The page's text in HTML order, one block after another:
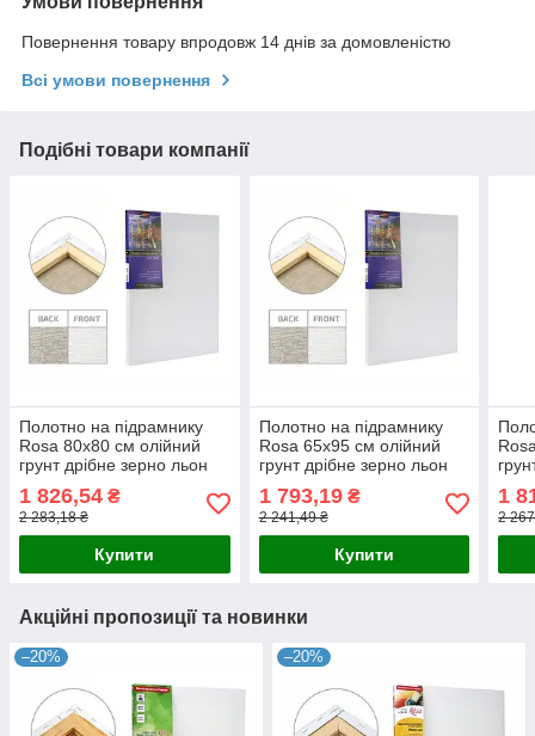
Повернення товару впродовж 14 днів за домовленістю
Всі умови повернення
Подібні товари компанії
Полотно на підрамнику
Rosa 80x80 см олійний
грунт дрібне зерно льон
(4820149862453)
1 826,54 ₴
2 283,18 ₴
Купити
Полотно на підрамнику
Rosa 65x95 см олійний
грунт дрібне зерно льон
(4820149862170)
1 793,19₴
2 241,49 ₴
Купити
1
2
Акційні пропозиції та новинки
–20% –20%